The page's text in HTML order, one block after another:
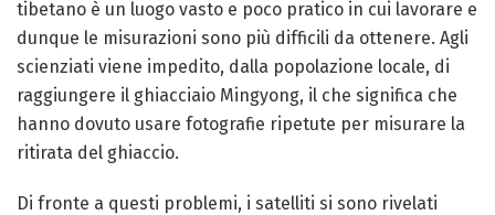
tibetano è un luogo vasto e poco pratico in cui lavorare e
dunque le misurazioni sono più difficili da ottenere. Agli
scienziati viene impedito, dalla popolazione locale, di
raggiungere il ghiacciaio Mingyong, il che significa che
hanno dovuto usare fotografie ripetute per misurare la
ritirata del ghiaccio.
Di fronte a questi problemi, i satelliti si sono rivelati